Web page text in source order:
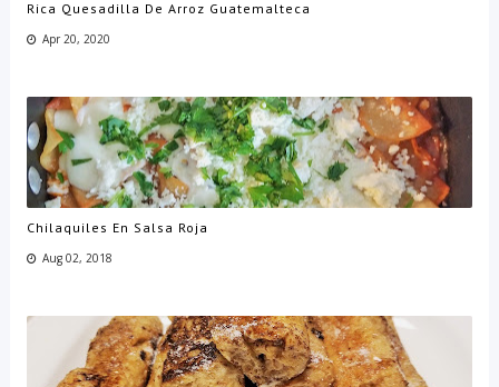
Rica Quesadilla De Arroz Guatemalteca
Apr 20, 2020
Chilaquiles En Salsa Roja
Aug 02, 2018